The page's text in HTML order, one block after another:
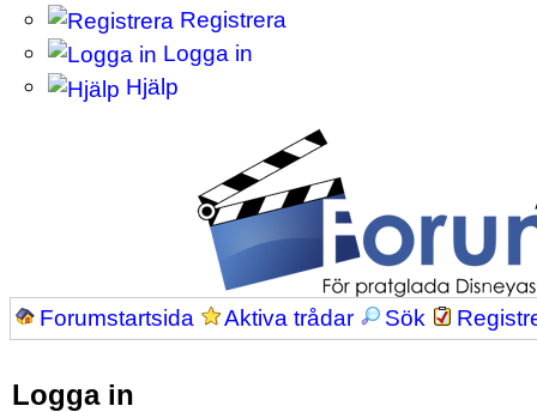
Registrera
Logga in
Hjälp
Forumstartsida Aktiva trådar Sök
Logga in